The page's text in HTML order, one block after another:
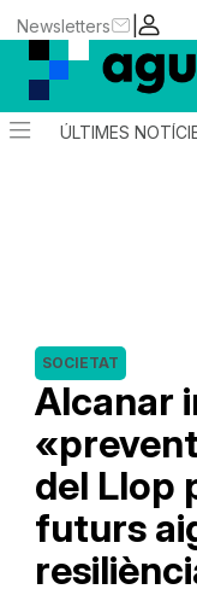
|
Newsletters
ÚLTIMES
Alcanar
del Llop
futurs
SOCIETAT